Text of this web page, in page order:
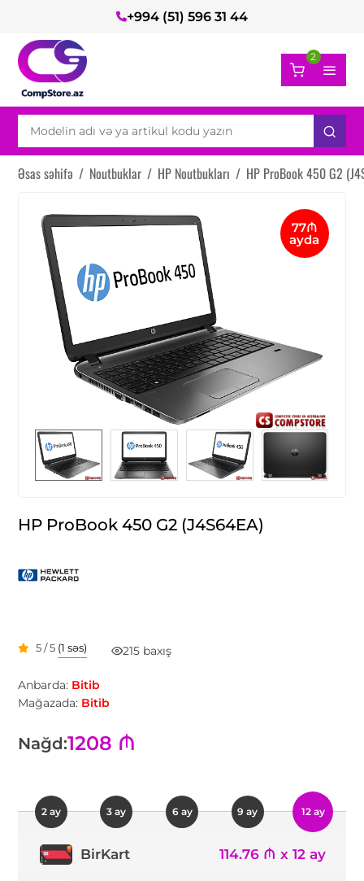
+994 (51) 596 31 44
2
Əsas səhifə / Noutbuklar / HP Noutbukları / HP ProBook 450 G2
77₼
ayda
HP ProBook 450 G2 (J4S64EA)
5 / 5 (1 səs) 215 baxış
Anbarda: Bitib
Mağazada: Bitib
Nağd:1208 ₼
2 ay 3 ay 6 ay 9 ay 12 ay
BirKart 114.76 ₼ x 12 ay